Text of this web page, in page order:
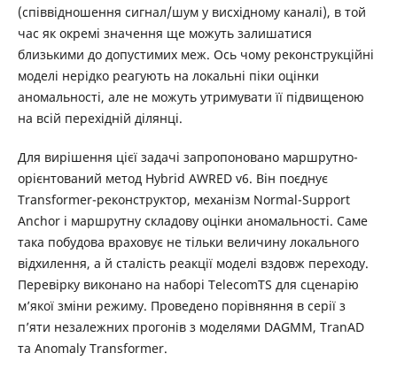
(співвідношення сигнал/шум у висхідному каналі), в той
час як окремі значення ще можуть залишатися
близькими до допустимих меж. Ось чому реконструкційні
моделі нерідко реагують на локальні піки оцінки
аномальності, але не можуть утримувати її підвищеною
на всій перехідній ділянці.
Для вирішення цієї задачі запропоновано маршрутно-
орієнтований метод Hybrid AWRED v6. Він поєднує
Transformer-реконструктор, механізм Normal-Support
Anchor і маршрутну складову оцінки аномальності. Саме
така побудова враховує не тільки величину локального
відхилення, а й сталість реакції моделі вздовж переходу.
Перевірку виконано на наборі TelecomTS для сценарію
м’якої зміни режиму. Проведено порівняння в серії з
п’яти незалежних прогонів з моделями DAGMM, TranAD
та Anomaly Transformer.